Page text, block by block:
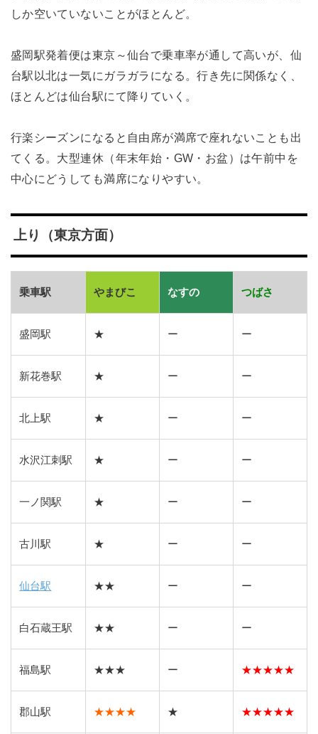
しか空いていないことがほとんど。
盛岡駅発着便は東京～仙台で乗車率が通して高いが、仙
台駅以北は一気にガラガラになる。行き先に関係なく、
ほとんどは仙台駅にて降りていく。
行楽シーズンになると自由席が満席で座れないことも出
てくる。大型連休（年末年始・GW・お盆）は午前中を
中心にどうしても満席になりやすい。
上り（東京方面）
乗車駅 やまびこ なすの つばさ
盛岡駅 ★ ー ー
新花巻駅 ★ ー ー
北上駅 ★ ー ー
水沢江刺駅 ★ ー ー
一ノ関駅 ★ ー ー
古川駅 ★ ー ー
仙台駅 ★★ ー ー
白石蔵王駅 ★★ ー ー
福島駅 ★★★ ー ★★★★★
郡山駅 ★★★★ ★ ★★★★★